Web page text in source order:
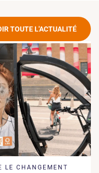
TOUTE L'ACTUALITÉ